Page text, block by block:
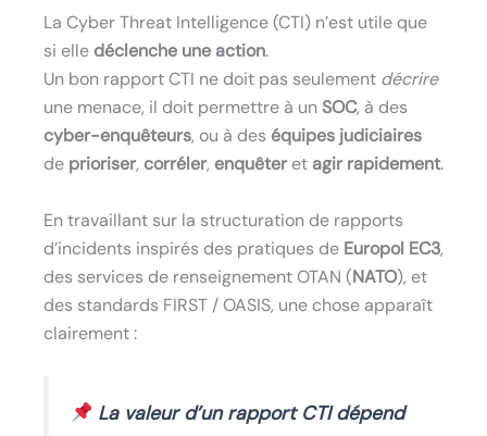
La Cyber Threat Intelligence (CTI) n’est utile que
si elledéclenche une action.
Un bon rapport CTI ne doit pas seulement décrire
une menace, il doit permettre à unSOC, à des
cyber-enquêteurs, ou à des équipes judiciaires
de prioriser, corréler, enquêter et agir rapidement.
En travaillant sur la structuration de rapports
d’incidents inspirés des pratiques de Europol EC3,
des services de renseignement OTAN (NATO), et
des standards FIRST / OASIS, une chose apparaît
clairement :
La valeur d’un rapport CTI dépend